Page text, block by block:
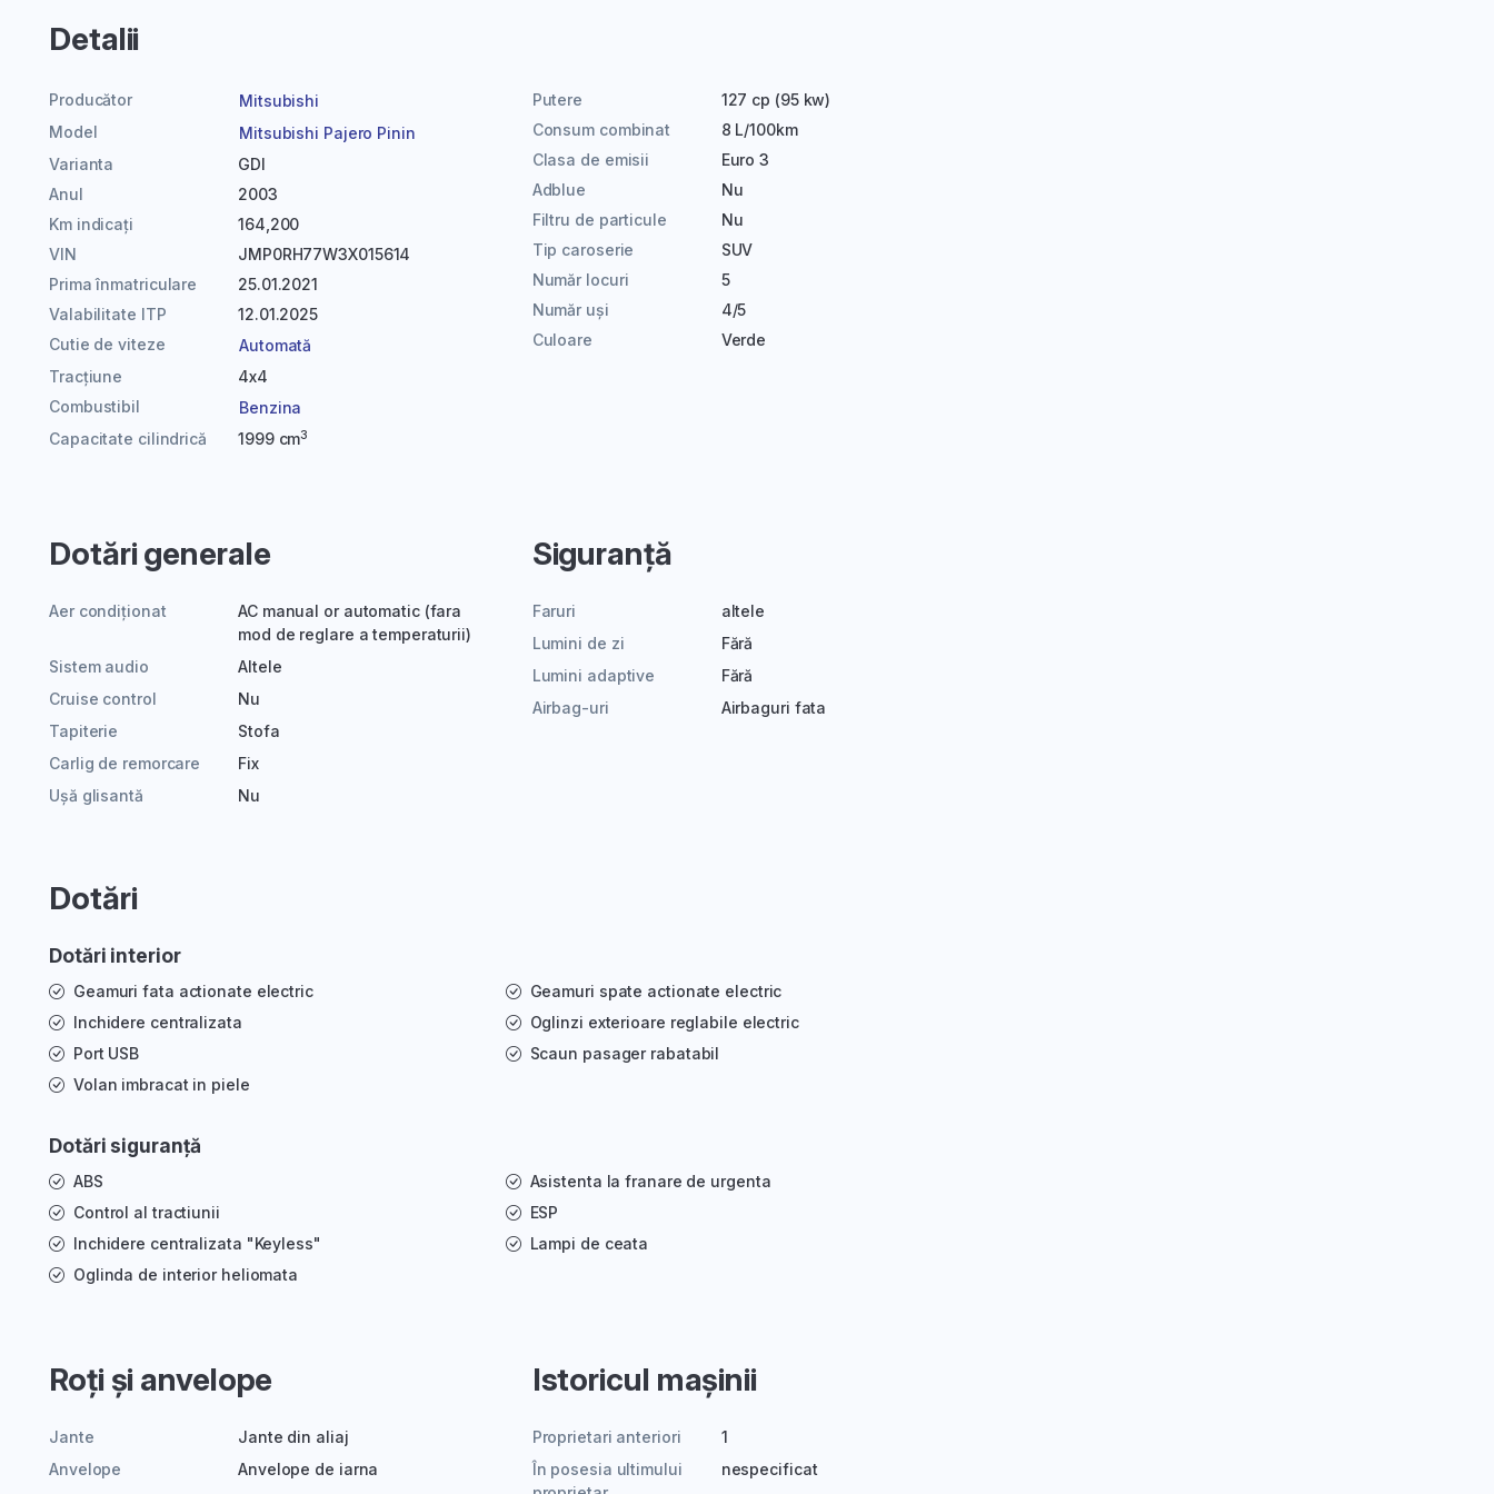
Detalii
Producător
Mitsubishi
Model
Mitsubishi Pajero Pinin
Varianta
GDI
Anul
2003
Km indicați
164,200
VIN
JMP0RH77W3X015614
Prima înmatriculare
25.01.2021
Valabilitate ITP
12.01.2025
Cutie de viteze
Automată
Tracțiune
4x4
Combustibil
Benzina
Capacitate cilindrică
1999 cm3
Putere
127 cp (95 kw)
Consum combinat
8 L/100km
Clasa de emisii
Euro 3
Adblue
Nu
Filtru de particule
Nu
Tip caroserie
SUV
Număr locuri
5
Număr uși
4/5
Culoare
Verde
Dotări generale
Aer condiționat
AC manual or automatic (fara
mod de reglare a temperaturii)
Sistem audio
Altele
Cruise control
Nu
Tapiterie
Stofa
Carlig de remorcare
Fix
Ușă glisantă
Nu
Siguranță
Faruri
altele
Lumini de zi
Fără
Lumini adaptive
Fără
Airbag-uri
Airbaguri fata
Dotări
Dotări interior
Geamuri fata actionate electric
Geamuri spate actionate electric
Inchidere centralizata
Oglinzi exterioare reglabile electric
Port USB
Scaun pasager rabatabil
Volan imbracat in piele
Dotări siguranță
ABS
Asistenta la franare de urgenta
Control al tractiunii
ESP
Inchidere centralizata "Keyless"
Lampi de ceata
Oglinda de interior heliomata
Roți și anvelope
Jante
Jante din aliaj
Anvelope
Anvelope de iarna
Istoricul mașinii
Proprietari anteriori
1
În posesia ultimului
nespecificat